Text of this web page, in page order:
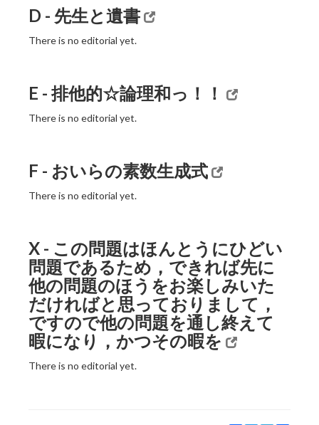
D - 先生と遺書
There is no editorial yet.
E - 排他的☆論理和っ！！
There is no editorial yet.
F - おいらの素数生成式
There is no editorial yet.
X - この問題はほんとうにひどい
問題であるため，できれば先に
他の問題のほうをお楽しみいた
だければと思っておりまして，
ですので他の問題を通し終えて
暇になり，かつその暇を
There is no editorial yet.